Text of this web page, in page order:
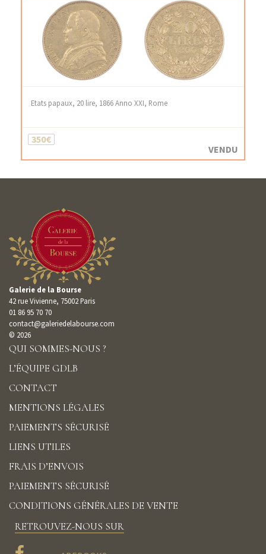
Etats papaux, 20 lire, 1866 Anno XXI, Rome
350€
VENDU
Galerie de la Bourse
42 rue Vivienne, 75002 Paris
01 86 95 70 70
contact@galeriedelabourse.com
© 2026
QUI SOMMES-NOUS ?
L’ÉQUIPE GDLB
CONTACT
MENTIONS LÉGALES
PAIEMENTS SÉCURISÉ
LIENS UTILES
FRAIS D’ENVOIS
PAIEMENTS SÉCURISÉ
CONDITIONS GÉNÉRALES DE VENTE
RETROUVEZ-NOUS SUR